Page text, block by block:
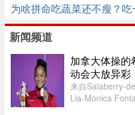
为啥拼命吃蔬菜还不瘦？
新闻频道
加拿大体操的
动会大放异彩
来自Salaberry-
Lia-Monica